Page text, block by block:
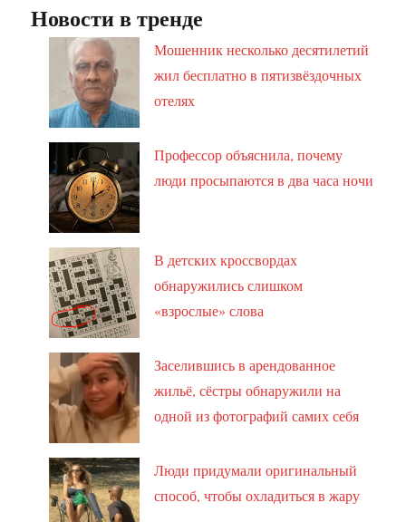
Новости в тренде
Мошенник несколько десятилетий
жил бесплатно в пятизвёздочных
отелях
Профессор объяснила, почему
люди просыпаются в два часа ночи
В детских кроссвордах
обнаружились слишком
«взрослые» слова
Заселившись в арендованное
жильё, сёстры обнаружили на
одной из фотографий самих себя
Люди придумали оригинальный
способ, чтобы охладиться в жару